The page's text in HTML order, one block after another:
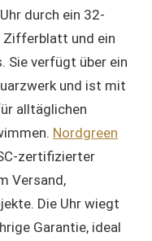
durch ein 32-
Zifferblatt und ein
Sie verfügt über ein
und ist mit
alltäglichen
Nordgreen
zertifizierter
Versand,
Die Uhr wiegt
Garantie, ideal